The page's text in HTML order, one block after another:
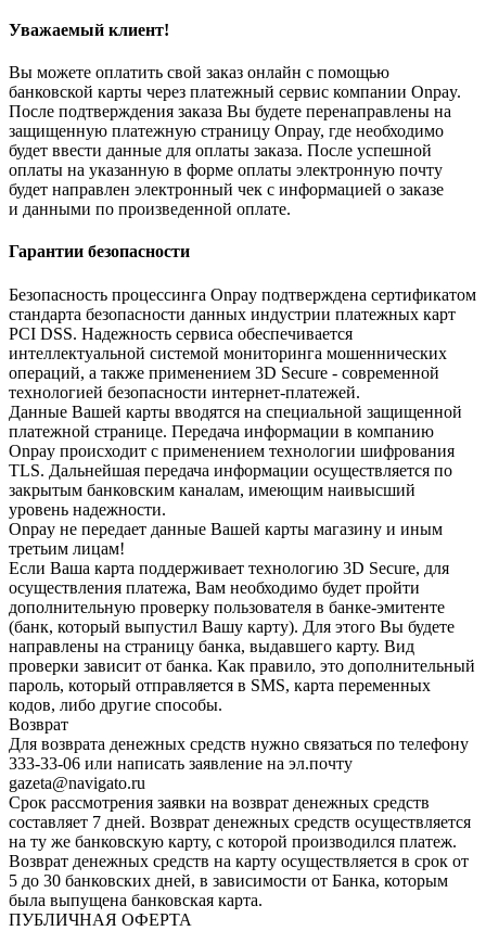
Уважаемый клиент!
Вы можете оплатить свой заказ онлайн с помощью
банковской карты через платежный сервис компании Onpay.
После подтверждения заказа Вы будете перенаправлены на
защищенную платежную страницу Onpay, где необходимо
будет ввести данные для оплаты заказа. После успешной
оплаты на указанную в форме оплаты электронную почту
будет направлен электронный чек с информацией о заказе
и данными по произведенной оплате.
Гарантии безопасности
Безопасность процессинга Onpay подтверждена сертификатом
стандарта безопасности данных индустрии платежных карт
PCI DSS. Надежность сервиса обеспечивается
интеллектуальной системой мониторинга мошеннических
операций, а также применением 3D Secure - современной
технологией безопасности интернет-платежей.
Данные Вашей карты вводятся на специальной защищенной
платежной странице. Передача информации в компанию
Onpay происходит с применением технологии шифрования
TLS. Дальнейшая передача информации осуществляется по
закрытым банковским каналам, имеющим наивысший
уровень надежности.
Onpay не передает данные Вашей карты магазину и иным
третьим лицам!
Если Ваша карта поддерживает технологию 3D Secure, для
осуществления платежа, Вам необходимо будет пройти
дополнительную проверку пользователя в банке-эмитенте
(банк, который выпустил Вашу карту). Для этого Вы будете
направлены на страницу банка, выдавшего карту. Вид
проверки зависит от банка. Как правило, это дополнительный
пароль, который отправляется в SMS, карта переменных
кодов, либо другие способы.
Возврат
Для возврата денежных средств нужно связаться по телефону
333-33-06 или написать заявление на эл.почту
gazeta@navigato.ru
Срок рассмотрения заявки на возврат денежных средств
составляет 7 дней. Возврат денежных средств осуществляется
на ту же банковскую карту, с которой производился платеж.
Возврат денежных средств на карту осуществляется в срок от
5 до 30 банковских дней, в зависимости от Банка, которым
была выпущена банковская карта.
ПУБЛИЧНАЯ ОФЕРТА